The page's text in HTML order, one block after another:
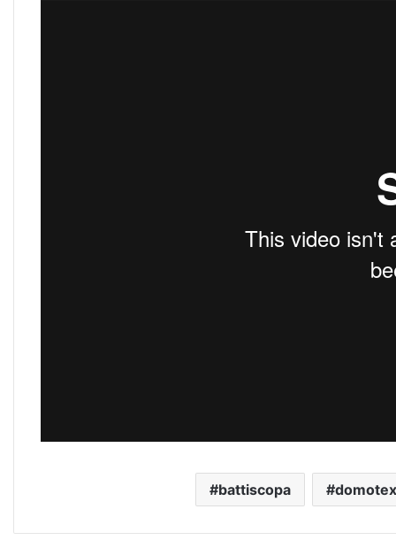
battiscopa